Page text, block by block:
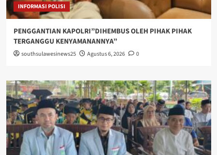
INFORMASI POLISI
PENGGANTIAN KAPOLRI”DIHEMBUS OLEH PIHAK PIHAK
TERGANGGU KENYAMANANNYA”
southsulawesinews25 Agustus 6, 2026 0